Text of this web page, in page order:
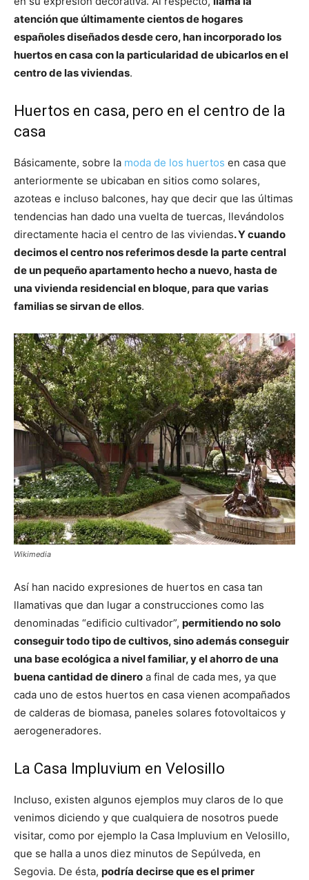
atención que últimamente cientos de hogares
españoles diseñados desde cero, han incorporado los
huertos en casa con la particularidad de ubicarlos en el
centro de las viviendas.
Huertos en casa, pero en el centro de la
casa
Básicamente, sobre la moda de los huertos en casa que
anteriormente se ubicaban en sitios como solares,
azoteas e incluso balcones, hay que decir que las últimas
tendencias han dado una vuelta de tuercas, llevándolos
directamente hacia el centro de las viviendas. Y cuando
decimos el centro nos referimos desde la parte central
de un pequeño apartamento hecho a nuevo, hasta de
una vivienda residencial en bloque, para que varias
familias se sirvan de ellos.
Wikimedia
Así han nacido expresiones de huertos en casa tan
llamativas que dan lugar a construcciones como las
denominadas “edificio cultivador”, permitiendo no solo
conseguir todo tipo de cultivos, sino además conseguir
una base ecológica a nivel familiar, y el ahorro de una
buena cantidad de dinero a final de cada mes, ya que
cada uno de estos huertos en casa vienen acompañados
de calderas de biomasa, paneles solares fotovoltaicos y
aerogeneradores.
La Casa Impluvium en Velosillo
Incluso, existen algunos ejemplos muy claros de lo que
venimos diciendo y que cualquiera de nosotros puede
visitar, como por ejemplo la Casa Impluvium en Velosillo,
que se halla a unos diez minutos de Sepúlveda, en
Segovia. De ésta, podría decirse que es el primer